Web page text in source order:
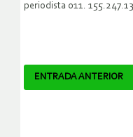
periodista 011.
Navegador
ENTRADA ANTERIOR